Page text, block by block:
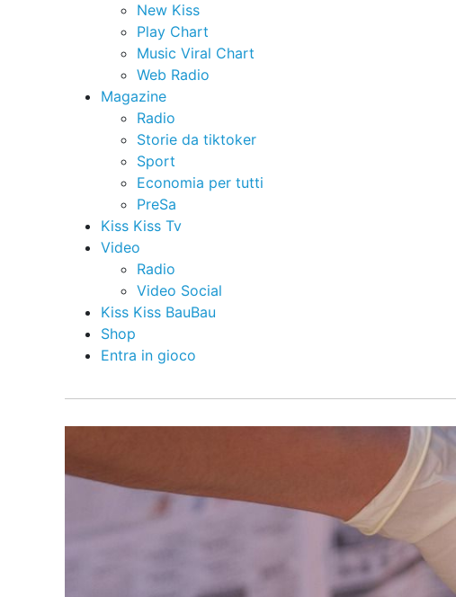
New Kiss
Play Chart
Music Viral Chart
Web Radio
Magazine
Radio
Storie da tiktoker
Sport
Economia per tutti
PreSa
Kiss Kiss Tv
Video
Radio
Video Social
Kiss Kiss BauBau
Shop
Entra in gioco